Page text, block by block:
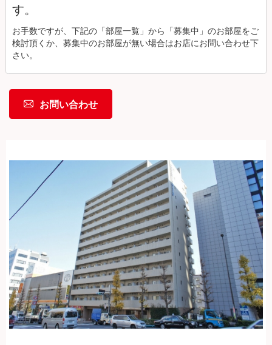
す。
お手数ですが、下記の「部屋一覧」から「募集中」のお部屋をご
検討頂くか、募集中のお部屋が無い場合はお店にお問い合わせ下
さい。
お問い合わせ